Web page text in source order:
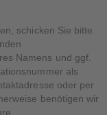
schicken Sie bitte
Namens und ggf.
als
oder per
benötigen wir